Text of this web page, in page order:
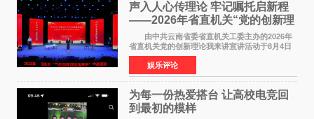
声入人心传理论 牢记嘱托启新程
——2026年省直机关“党的创新理
论我来讲”宣讲活动圆满落幕
由中共云南省委省直机关工委主办的2026年
省直机关党的创新理论我来讲宣讲活动于8月4日
至5日在昆明举办。活动以 "牢记嘱托 感恩奋进
开创云南发展新局面 "为主题，坚持以新时代中国
特色社会主义
娱乐评论
为每一份热爱搭台 让高校电竞回
到最初的模样